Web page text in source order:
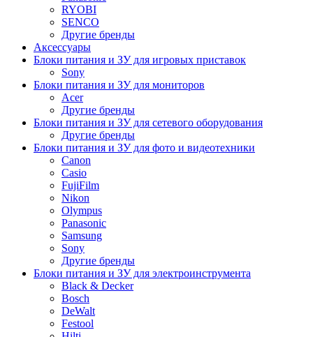
RYOBI
SENCO
Другие бренды
Аксессуары
Блоки питания и ЗУ для игровых приставок
Sony
Блоки питания и ЗУ для мониторов
Acer
Другие бренды
Блоки питания и ЗУ для сетевого оборудования
Другие бренды
Блоки питания и ЗУ для фото и видеотехники
Canon
Casio
FujiFilm
Nikon
Olympus
Panasonic
Samsung
Sony
Другие бренды
Блоки питания и ЗУ для электроинструмента
Black & Decker
Bosch
DeWalt
Festool